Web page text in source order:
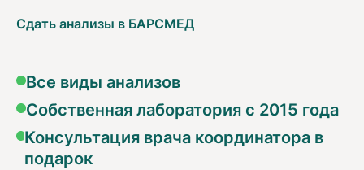
Сдать анализы в БАРСМЕД
Все виды анализов
Собственная лаборатория с 2015 года
Консультация врача координатора в
подарок